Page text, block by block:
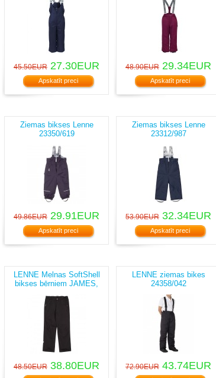
45.50EUR 27.30EUR
Apskatīt preci
48.90EUR 29.34EUR
Apskatīt preci
Ziemas bikses Lenne
23350/619
49.86EUR 29.91EUR
Apskatīt preci
Ziemas bikses Lenne
23312/987
53.90EUR 32.34EUR
Apskatīt preci
LENNE Melnas SoftShell
bikses bērniem JAMES,
48.50EUR 38.80EUR
LENNE ziemas bikes
24358/042
72.90EUR 43.74EUR